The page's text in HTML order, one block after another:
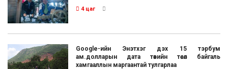
4 цаг
Google-ийн Энэтхэг дэх 15 тэрбум
ам.долларын дата төвийн төсөл байгаль
хамгааллын маргаантай тулгарлаа